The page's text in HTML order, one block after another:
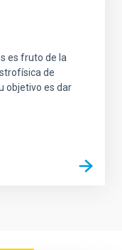
es fruto de la
de
objetivo es dar